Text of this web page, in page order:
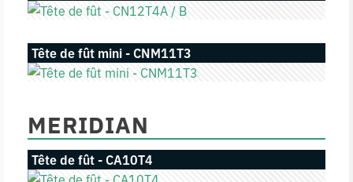
Tête de fût mini - CNM11T3
MERIDIAN
Tête de fût - CA10T4